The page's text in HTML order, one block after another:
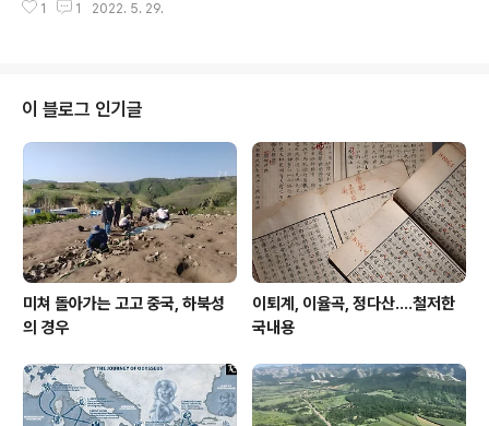
독의 '슬픔의 삼각형'(TRIANGLE OF SADNESS)이 최
을 받았다. 칸영화제 황금종려상에 ′슬픔의 삼각형′…수상
작·수상자 명단 (서울=연합뉴스) 김정진 기자 = 28일(현
지시간) 폐막한 제75회 칸국제영화제에서 루벤 외스틀룬
드 감독의 ′슬픔의 삼각형′(TRIANGLE OF SADNESS)
이 최고 작품상인 황금종려상을 받았다.′헤어질 결심 k-od
yssey.co..
1 1 2022. 5. 29.
이 블로그 인기글
미쳐 돌아가는 고고 중국, 하북성
의 경우
이퇴계, 이율곡, 정다산....철저한
국내용